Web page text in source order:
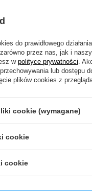
męska VOYOVNIK
rozmiar S [OUTLET]
zł / szt.
do prawidłowego
przez nas, jak i
w polityce prywatności .
lub dostępu
plików cookies z
cookie (wymagane)
cookie
cookie